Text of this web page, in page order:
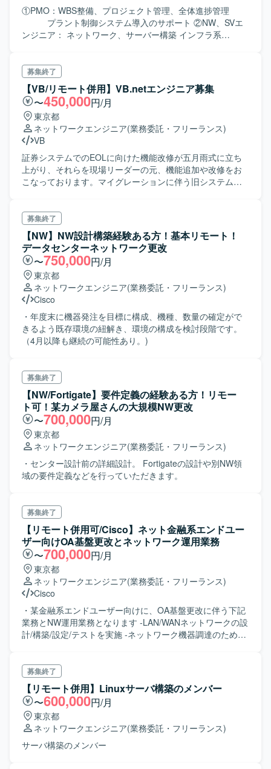
①PMO：WBS整備、プロジェクト管理、全体進捗管理
プラント制御システム導入のサポート ②NW、SVエ
ンジニア： ネットワーク、サーバー構築 インフラ系
成
募集終了
【VB/リモート併用】VB.netエンジニア募集
〜450,000円/月
東京都
ネットワークエンジニア(業務委託・フリーランス)
VB
証券システムでのEOLに向けた機能改修が五月雨式に立ち
上がり、それらを現場リーダーの元、機能追加や改修をお
こなっております。マイグレーションに伴う旧システムと
募集終了
【NW】NW設計構築経験ある方！基本リモート！
データセンターネットワーク更改
〜750,000円/月
東京都
ネットワークエンジニア(業務委託・フリーランス)
Cisco
・年度末に機器発注を目標に構成、機種、数量の確定がで
きるよう既存環境の紐解き、環境の構成を検討段階です。
（4月以降も継続の可能性あり。)
募集終了
【NW/Fortigate】要件定義の経験ある方！リモー
ト可！某カメラ屋さんの大規模NW更改
〜700,000円/月
東京都
ネットワークエンジニア(業務委託・フリーランス)
・センター設計前の詳細設計。 Fortigateの設計や別NW領
域の要件定義などを行っていただきます。
募集終了
【リモート併用可/Cisco】ネット金融系エンドユー
ザー向けOA基盤更改とネットワーク運用業務
〜700,000円/月
東京都
ネットワークエンジニア(業務委託・フリーランス)
Cisco
・某金融系エンドユーザー向けに、OA基盤更改に伴う下記
業務とNW運用業務となります ‐LAN/WANネットワークの設
計/構築/設定/テストを実施 ‐ネットワーク機器調達のため
募集終了
【リモート併用】Linuxサーバ構築のメンバー
〜600,000円/月
東京都
ネットワークエンジニア(業務委託・フリーランス)
サーバ構築のメンバー